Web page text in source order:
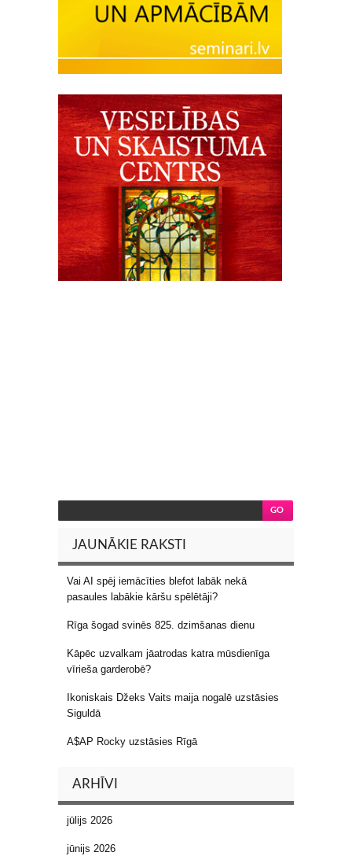
JAUNĀKIE RAKSTI
Vai AI spēj iemācīties blefot labāk nekā
pasaules labākie kāršu spēlētāji?
Rīga šogad svinēs 825. dzimšanas dienu
Kāpēc uzvalkam jāatrodas katra mūsdienīga
vīrieša garderobē?
Ikoniskais Džeks Vaits maija nogalē uzstāsies
Siguldā
A$AP Rocky uzstāsies Rīgā
ARHĪVI
jūlijs 2026
jūnijs 2026